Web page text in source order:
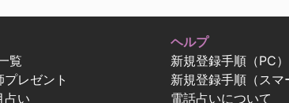
覧
レゼント
占い
ヘルプ
新規登録手順（PC）
新規登録手順（スマ
電話占いについて